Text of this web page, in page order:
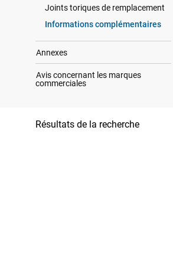
Joints toriques de remplacement
Informations complémentaires
Annexes
Avis concernant les marques
commerciales
Résultats de la recherche